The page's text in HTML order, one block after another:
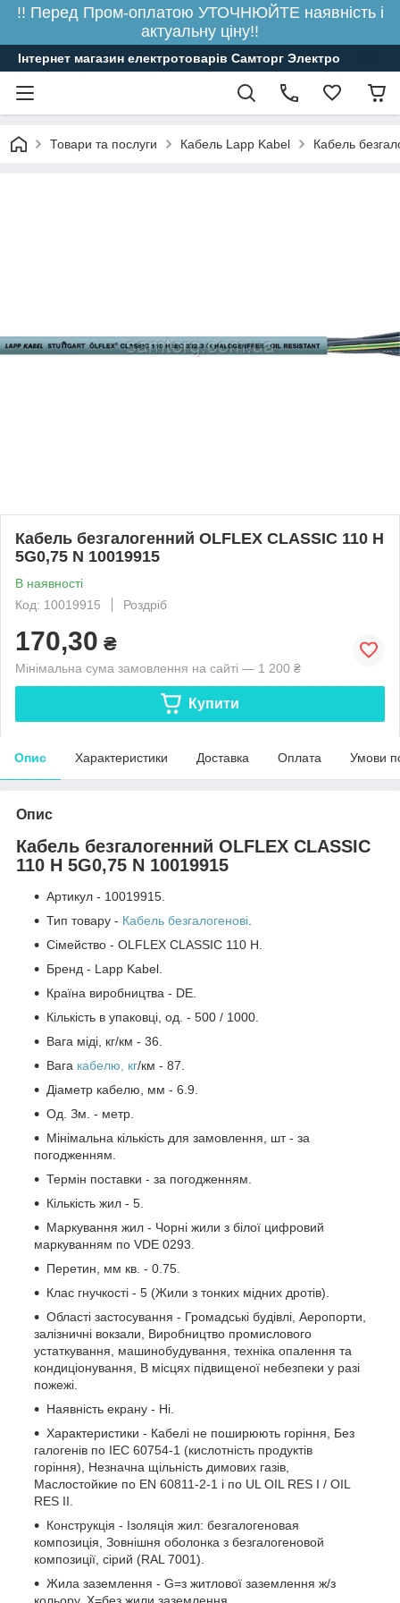
!! Перед Пром-оплатою УТОЧНЮЙТЕ наявність і
актуальну ціну!!
Інтернет магазин електротоварів Самторг Электро
Товари та послуги Кабель Lapp Kabel Кабель
Кабель безгалогенний OLFLEX CLASSIC 110 H
5G0,75 N 10019915
В наявності
Код: 10019915
Роздріб
170,30 ₴
Мінімальна сума замовлення на сайті — 1 200 ₴
Купити
Опис Характеристики Доставка Оплата Умови
Опис
Кабель безгалогенний OLFLEX CLASSIC
110 H 5G0,75 N 10019915
Артикул - 10019915.
Тип товару - Кабель безгалогенові.
Сімейство - OLFLEX CLASSIC 110 H.
Бренд - Lapp Kabel.
Країна виробництва - DE.
Кількість в упаковці, од. - 500 / 1000.
Вага міді, кг/км - 36.
Вага кабелю, кг/км - 87.
Діаметр кабелю, мм - 6.9.
Од. Зм. - метр.
Мінімальна кількість для замовлення, шт - за
погодженням.
Термін поставки - за погодженням.
Кількість жил - 5.
Маркування жил - Чорні жили з білої цифровий
маркуванням по VDE 0293.
Перетин, мм кв. - 0.75.
Клас гнучкості - 5 (Жили з тонких мідних дротів).
Області застосування - Громадські будівлі, Аеропорти,
залізничні вокзали, Виробництво промислового
устаткування, машинобудування, техніка опалення та
кондиціонування, В місцях підвищеної небезпеки у разі
пожежі.
Наявність екрану - Ні.
Характеристики - Кабелі не поширюють горіння, Без
галогенів по IEC 60754-1 (кислотність продуктів
горіння), Незначна щільність димових газів,
Маслостойкие по EN 60811-2-1 і по UL OIL RES I / OIL
RES II.
Конструкція - Ізоляція жил: безгалогеновая
композиція, Зовнішня оболонка з безгалогеновой
композиції, сірий (RAL 7001).
Жила заземлення - G=з житлової заземлення ж/з